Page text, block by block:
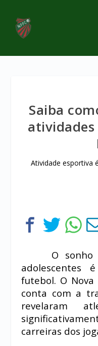
Saiba
atividades
Atividade esportiva
O
adolescentes
futebol. O
conta com a
revelaram
carreiras dos